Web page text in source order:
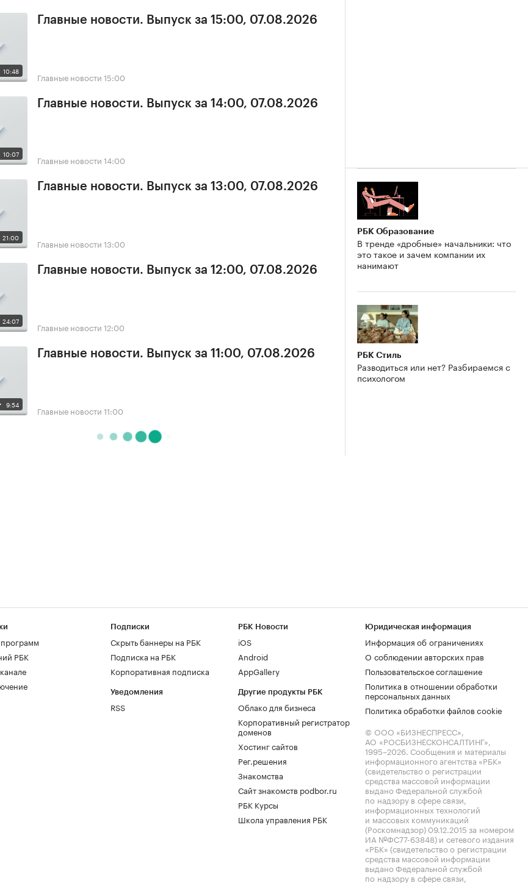
10:48
Главные новости. Выпуск за 15:00, 07.08.2026
Главные новости 15:00
10:07
Главные новости. Выпуск за 14:00, 07.08.2026
Главные новости 14:00
21:00
Главные новости. Выпуск за 13:00, 07.08.2026
Главные новости 13:00
24:07
Главные новости. Выпуск за 12:00, 07.08.2026
Главные новости 12:00
9:54
Главные новости. Выпуск за 11:00, 07.08.2026
Главные новости 11:00
РБК Образование
В тренде «дробные» начальники: что
это такое и зачем компании их
нанимают
РБК Стиль
Разводиться или нет? Разбираемся с
психологом
РБК
Подписки
Скрыть баннеры на РБК
Подписка на РБК
Корпоративная подписка
Уведомления
RSS
РБК Новости
iOS
Android
AppGallery
Другие продукты РБК
Облако для бизнеса
Корпоративный регистратор
доменов
Хостинг сайтов
Рег.решения
Знакомства
Сайт знакомств podbor.ru
РБК Курсы
Школа управления РБК
Юридическая информация
Информация об ограничениях
О соблюдении авторских прав
Пользовательское соглашение
Политика в отношении обработки
персональных данных
Политика обработки файлов cookie
© ООО «БИЗНЕСПРЕСС»,
АО «РОСБИЗНЕСКОНСАЛТИНГ»,
1995–2026. Сообщения и материалы
информационного агентства «РБК»
(свидетельство о регистрации
средства массовой информации
выдано Федеральной службой
по надзору в сфере связи,
информационных технологий
и массовых коммуникаций
(Роскомнадзор) 09.12.2015 за номером
ИА №ФС77-63848) и сетевого издания
«РБК» (свидетельство о регистрации
средства массовой информации
выдано Федеральной службой
по надзору в сфере связи,